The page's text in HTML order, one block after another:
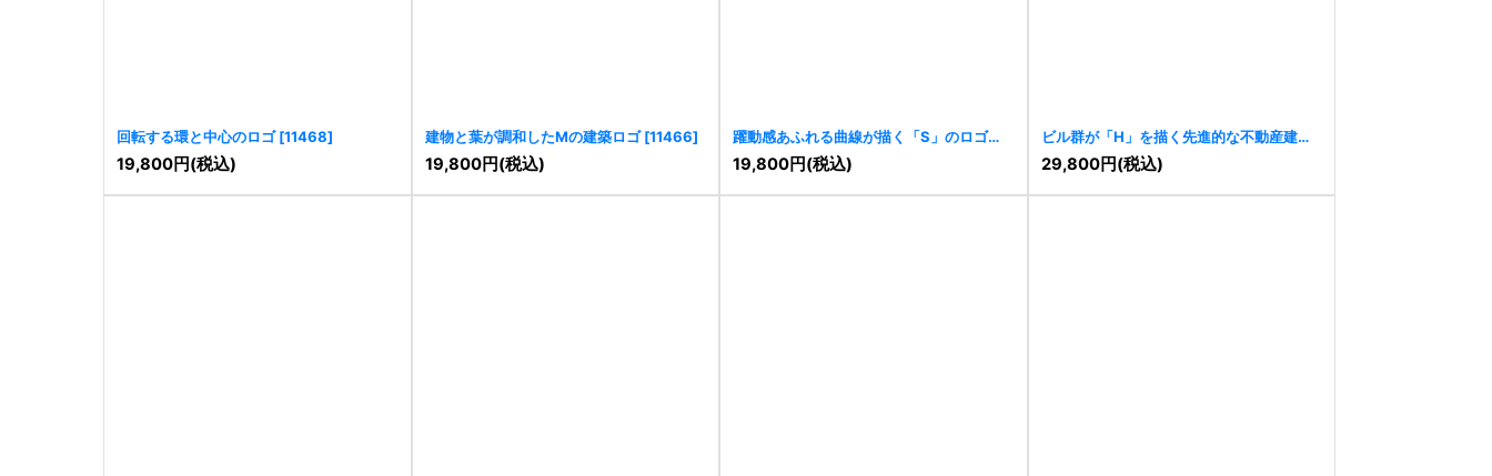
回転する環と中心のロゴ [11468]
19,800円(税込)
建物と葉が調和したMの建築ロゴ [11466]
19,800円(税込)
躍動感あふれる曲線が描く「S」のロゴ
[11452]
19,800円(税込)
ビル群が「H」を描く先進的な不動産建築
ロゴ[11432]
29,800円(税込)